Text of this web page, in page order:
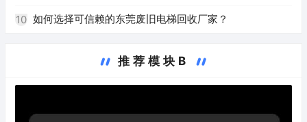
10 如何选择可信赖的东莞废旧电梯回收厂家？
推荐模块B